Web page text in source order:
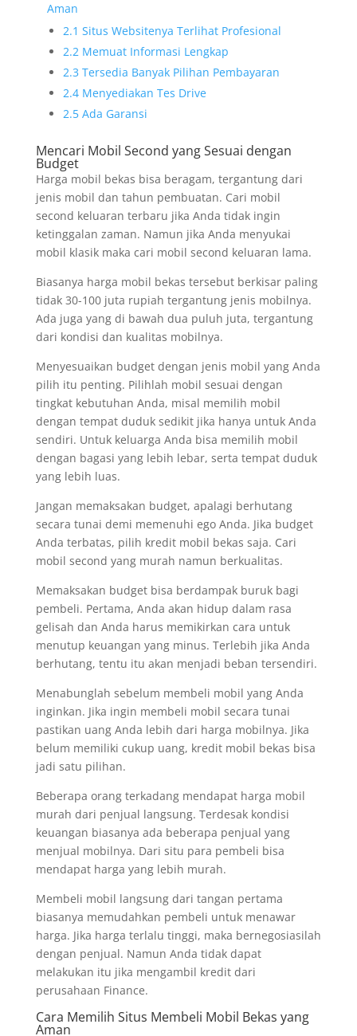
Aman
2.1 Situs Websitenya Terlihat Profesional
2.2Memuat Informasi Lengkap
2.3 Tersedia Banyak Pilihan Pembayaran
2.4Menyediakan Tes Drive
2.5Ada Garansi
Mencari Mobil Second yang Sesuai dengan
Budget
Harga mobil bekas bisa beragam, tergantung dari
jenis mobil dan tahun pembuatan. Cari mobil
second keluaran terbaru jika Anda tidak ingin
ketinggalan zaman. Namun jika Anda menyukai
mobil klasik maka cari mobil second keluaran lama.
Biasanya harga mobil bekas tersebut berkisar paling
tidak 30-100 juta rupiah tergantung jenis mobilnya.
Ada juga yang di bawah dua puluh juta, tergantung
dari kondisi dan kualitas mobilnya.
Menyesuaikan budget dengan jenis mobil yang Anda
pilih itu penting. Pilihlah mobil sesuai dengan
tingkat kebutuhan Anda, misal memilih mobil
dengan tempat duduk sedikit jika hanya untuk Anda
sendiri. Untuk keluarga Anda bisa memilih mobil
dengan bagasi yang lebih lebar, serta tempat duduk
yang lebih luas.
Jangan memaksakan budget, apalagi berhutang
secara tunai demi memenuhi ego Anda. Jika budget
Anda terbatas, pilih kredit mobil bekas saja. Cari
mobil second yang murah namun berkualitas.
Memaksakan budget bisa berdampak buruk bagi
pembeli. Pertama, Anda akan hidup dalam rasa
gelisah dan Anda harus memikirkan cara untuk
menutup keuangan yang minus. Terlebih jika Anda
berhutang, tentu itu akan menjadi beban tersendiri.
Menabunglah sebelum membeli mobil yang Anda
inginkan. Jika ingin membeli mobil secara tunai
pastikan uang Anda lebih dari harga mobilnya. Jika
belum memiliki cukup uang, kredit mobil bekas bisa
jadi satu pilihan.
Beberapa orang terkadang mendapat harga mobil
murah dari penjual langsung. Terdesak kondisi
keuangan biasanya ada beberapa penjual yang
menjual mobilnya. Dari situ para pembeli bisa
mendapat harga yang lebih murah.
Membeli mobil langsung dari tangan pertama
biasanya memudahkan pembeli untuk menawar
harga. Jika harga terlalu tinggi, maka bernegosiasilah
dengan penjual. Namun Anda tidak dapat
melakukan itu jika mengambil kredit dari
perusahaan Finance.
Cara Memilih Situs Membeli Mobil Bekas yang
Aman